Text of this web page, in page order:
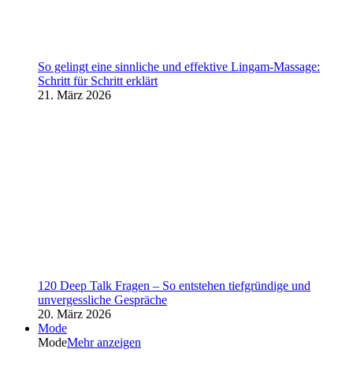
So gelingt eine sinnliche und effektive Lingam-Massage:
Schritt für Schritt erklärt
21. März 2026
120 Deep Talk Fragen – So entstehen tiefgründige und
unvergessliche Gespräche
20. März 2026
Mode
ModeMehr anzeigen